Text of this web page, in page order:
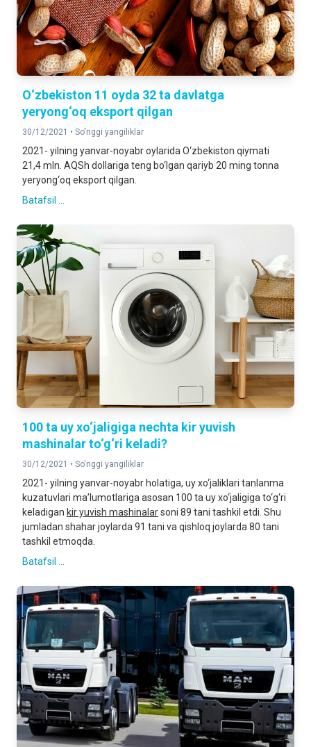
O‘zbekiston 11 oyda 32 ta davlatga
yeryong‘oq eksport qilgan
30/12/2021 • So'nggi yangiliklar
2021- yilning yanvar-noyabr oylarida O‘zbekiston qiymati
21,4 mln. AQSh dollariga teng bo‘lgan qariyb 20 ming tonna
yeryong‘oq eksport qilgan.
Batafsil ...
100 ta uy xo‘jaligiga nechta kir yuvish
mashinalar to‘g‘ri keladi?
30/12/2021 • So'nggi yangiliklar
2021- yilning yanvar-noyabr holatiga, uy xo‘jaliklari tanlanma
kuzatuvlari ma’lumotlariga asosan 100 ta uy xo‘jaligiga to‘g‘ri
keladigan kir yuvish mashinalarsoni 89 tani tashkil etdi. Shu
jumladan shahar joylarda 91 tani va qishloq joylarda 80 tani
tashkil etmoqda.
Batafsil ...